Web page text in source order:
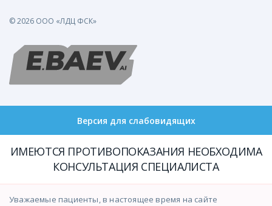
© 2026 ООО «ЛДЦ ФСК»
Версия для слабовидящих
ИМЕЮТСЯ ПРОТИВОПОКАЗАНИЯ НЕОБХОДИМА
КОНСУЛЬТАЦИЯ СПЕЦИАЛИСТА
Уважаемые пациенты, в настоящее время на сайте